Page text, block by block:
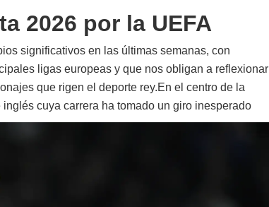
2026 por la UEFA
significativos en las últimas semanas, con
ligas europeas y que nos obligan a reflexionar
que rigen el deporte rey.En el centro de la
cuya carrera ha tomado un giro inesperado